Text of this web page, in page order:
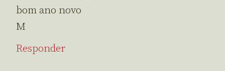
bom ano novo
M
Responder